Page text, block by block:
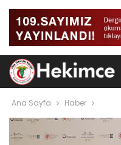
Ana Sayfa Haber